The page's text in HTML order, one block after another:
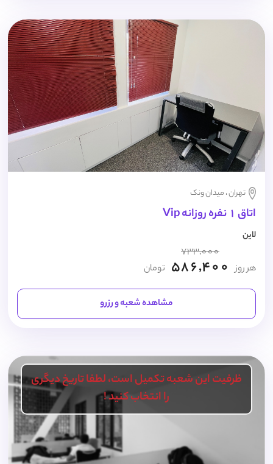
تهران ، میدان ونک
اتاق 1 نفره روزانه Vip
لاین
هر روز
733,000
586,400 تومان
مشاهده شعبه و رزرو
ظرفیت این شعبه تکمیل است، لطفا تاریخ دیگری
را انتخاب کنید !